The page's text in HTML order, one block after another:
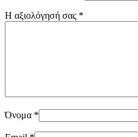
Η αξιολόγησή σας *
Όνομα *